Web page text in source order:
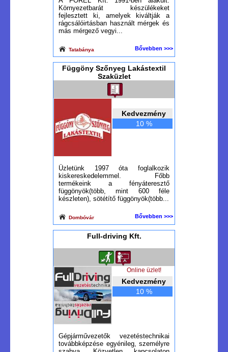
Környezetbarát készülékeket
fejlesztett ki, amelyek kiváltják a
rágcsálóirtásban használt mérgek és
más mérgező vegyi...
Tatabánya Bővebben >>>
Függöny Szőnyeg Lakástextil
Szaküzlet
Kedvezmény
10 %
Üzletünk 1997 óta foglalkozik
kiskereskedelemmel. Főbb
termékeink a fényáteresztő
függönyök(több, mint 600 féle
készleten), sötétítő függönyök(több...
Dombóvár Bővebben >>>
Full-driving Kft.
Kedvezmény
10 %
Online üzlet!
Gépjárművezetők vezetéstechnikai
továbbképzése egyénileg, személyre